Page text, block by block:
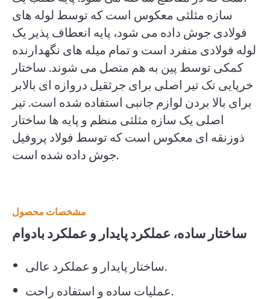
سازه مثلثی معکوس است که توسط لوله های
فولادی جوش داده می شود، پایه انعطاف پذیر یک
لوله فولادی منفرد است و تمام میله های نگهدارنده
کمکی توسط پین به هم متصل می شوند. ساختار
خرپایی تک تیر اصلی برای جرثقیل دروازه ای بالابر
برای بالا بردن لوازم جانبی استفاده شده است. تیر
اصلی یک سازه مثلثی منظم و پایه ها ساختار
ذوزنقه ای معکوس است که توسط فولاد پروفیل
جوش داده شده است.
مشخصات محصول
ساختار ساده، عملکرد پایدار و عملکرد بادوام
ساختار پایدار و عملکرد عالی.
عملیات ساده و استفاده راحت.